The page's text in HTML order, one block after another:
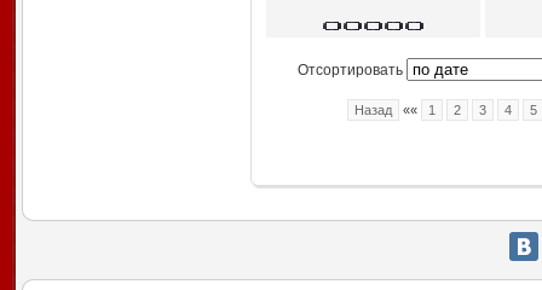
Отсортировать
Назад «« 1 2 3 4 5